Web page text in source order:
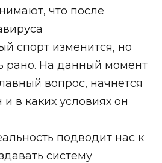
что после
спорт изменится, но
рано. На данный момент
вопрос, начнется
в каких условиях он
подводит нас к
систему